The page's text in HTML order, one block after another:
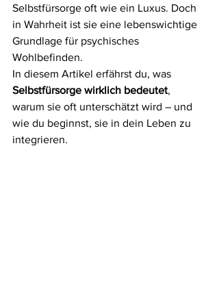
Selbstfürsorge oft wie ein Luxus. Doch
in Wahrheit ist sie eine lebenswichtige
Grundlage für psychisches
Wohlbefinden.
In diesem Artikel erfährst du, was
Selbstfürsorge wirklich bedeutet,
warum sie oft unterschätzt wird – und
wie du beginnst, sie in dein Leben zu
integrieren.